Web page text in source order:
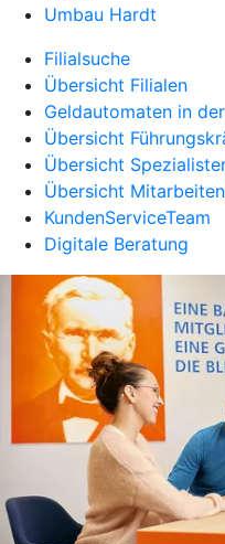
Umbau Hardt
Filialsuche
Übersicht Filialen
Geldautomaten in
Übersicht
Übersicht
Übersicht
KundenServiceTeam
Digitale Beratung